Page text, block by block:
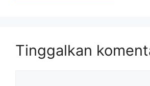
Tinggalkan